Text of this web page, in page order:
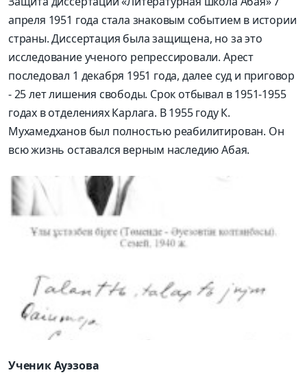
апреля 1951 года стала знаковым событием в истории
страны. Диссертация была защищена, но за это
исследование ученого репрессировали. Арест
последовал 1 декабря 1951 года, далее суд и приговор
- 25 лет лишения свободы. Срок отбывал в 1951-1955
годах в отделениях Карлага. В 1955 году К.
Мухамедханов был полностью реабилитирован. Он
всю жизнь оставался верным наследию Абая.
Ученик Ауэзова